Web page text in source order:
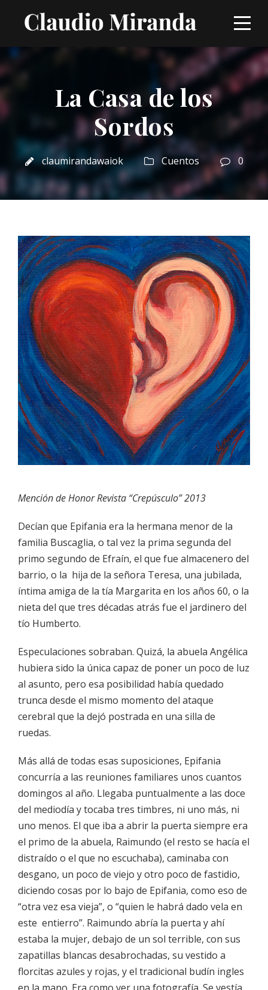
La Casa de los
Sordos
claumirandawaiok Cuentos 0
Mención de Honor Revista “Crepúsculo” 2013
Decían que Epifania era la hermana menor de la
familia Buscaglia, o tal vez la prima segunda del
primo segundo de Efraín, el que fue almacenero del
barrio, o la hija de la señora Teresa, una jubilada,
íntima amiga de la tía Margarita en los años 60, o la
nieta del que tres décadas atrás fue el jardinero del
tío Humberto.
Especulaciones sobraban. Quizá, la abuela Angélica
hubiera sido la única capaz de poner un poco de luz
al asunto, pero esa posibilidad había quedado
trunca desde el mismo momento del ataque
cerebral que la dejó postrada en una silla de
ruedas.
Más allá de todas esas suposiciones, Epifania
concurría a las reuniones familiares unos cuantos
domingos al año. Llegaba puntualmente a las doce
del mediodía y tocaba tres timbres, ni uno más, ni
uno menos. El que iba a abrir la puerta siempre era
el primo de la abuela, Raimundo (el resto se hacía el
distraído o el que no escuchaba), caminaba con
desgano, un poco de viejo y otro poco de fastidio,
diciendo cosas por lo bajo de Epifania, como eso de
“otra vez esa vieja”, o “quien le habrá dado vela en
este entierro”. Raimundo abría la puerta y ahí
estaba la mujer, debajo de un sol terrible, con sus
zapatillas blancas desabrochadas, su vestido a
florcitas azules y rojas, y el tradicional budín ingles